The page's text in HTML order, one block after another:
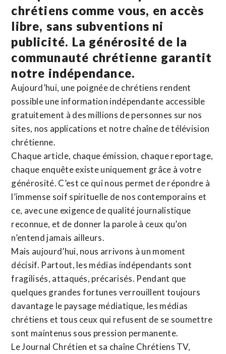
chrétiens comme vous, en accès
libre, sans subventions ni
publicité. La générosité de la
communauté chrétienne garantit
notre indépendance.
Aujourd’hui, une poignée de chrétiens rendent
possible une information indépendante accessible
gratuitement à des millions de personnes sur nos
sites, nos applications et notre chaîne de télévision
chrétienne.
Chaque article, chaque émission, chaque reportage,
chaque enquête existe uniquement grâce à votre
générosité. C’est ce qui nous permet de répondre à
l’immense soif spirituelle de nos contemporains et
ce, avec une exigence de qualité journalistique
reconnue, et de donner la parole à ceux qu’on
n’entend jamais ailleurs.
Mais aujourd’hui, nous arrivons à un moment
décisif. Partout, les médias indépendants sont
fragilisés, attaqués, précarisés. Pendant que
quelques grandes fortunes verrouillent toujours
davantage le paysage médiatique, les médias
chrétiens et tous ceux qui refusent de se soumettre
sont maintenus sous pression permanente.
Le Journal Chrétien et sa chaîne Chrétiens TV,